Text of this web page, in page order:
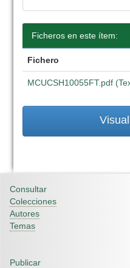
Ficheros en este ítem:
Fichero
MCUCSH10055FT.pdf
Consultar
Colecciones
Autores
Temas
Publicar